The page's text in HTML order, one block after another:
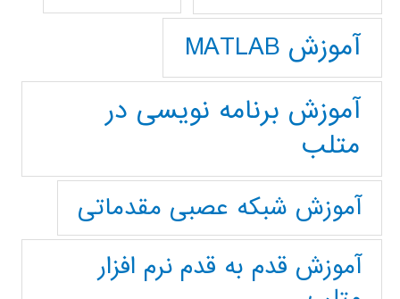
آموزش MATLAB
آموزش برنامه نویسی در
متلب
آموزش شبکه عصبی مقدماتی
آموزش قدم به قدم نرم افزار